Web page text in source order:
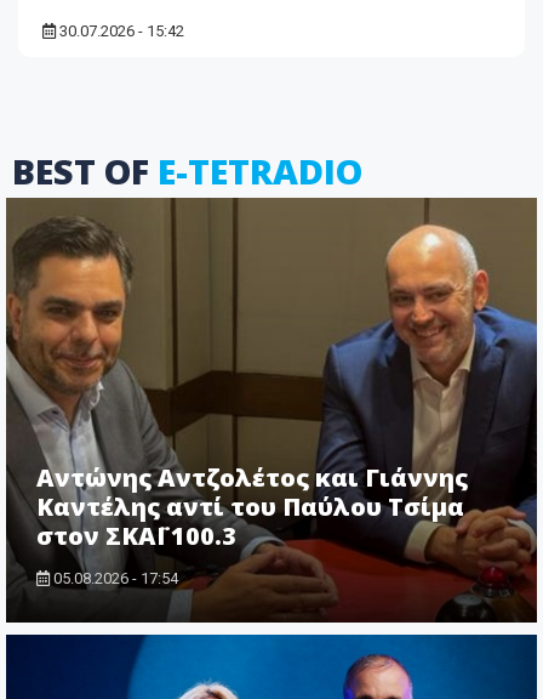
30.07.2026 - 15:42
BEST OF E-TETRADIO
Αντώνης Αντζολέτος και Γιάννης
Καντέλης αντί του Παύλου Τσίμα
στον ΣΚΑΪ 100.3
05.08.2026 - 17:54